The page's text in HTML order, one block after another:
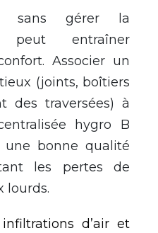
sans gérer la
peut entraîner
Associer un
(joints, boîtiers
des traversées) à
hygro B
bonne qualité
les pertes de
lourds.
d’air et